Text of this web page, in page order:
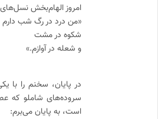
امروز الهام‌بخش
«من درد در رگ شب دارم
شکوه در مشت
و شعله در آوازم.»
در پایان، سخنم را با
سروده‌های شاملو که
است، به پایان می‌برم: